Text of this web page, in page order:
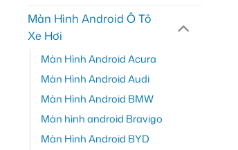
Màn Hình Android Ô Tô
Xe Hơi
Màn Hình Android Acura
Màn Hình Android Audi
Màn Hình Android BMW
Màn hình android Bravigo
Màn Hình Android BYD